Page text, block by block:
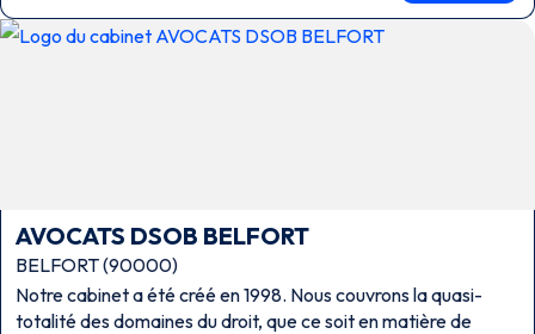
AVOCATS DSOB BELFORT
BELFORT (90000)
Notre cabinet a été créé en 1998. Nous couvrons la quasi-
totalité des domaines du droit, que ce soit en matière de